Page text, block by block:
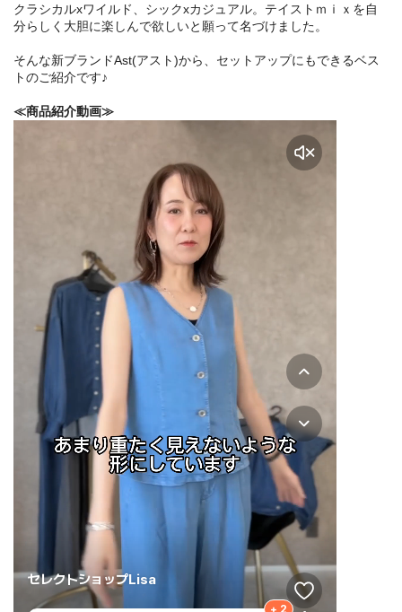
クラシカルxワイルド、シックxカジュアル。テイストｍｉｘを自
分らしく大胆に楽しんで欲しいと願って名づけました。
そんな新ブランドAst(アスト)から、セットアップにもできるベス
トのご紹介です♪
≪商品紹介動画≫